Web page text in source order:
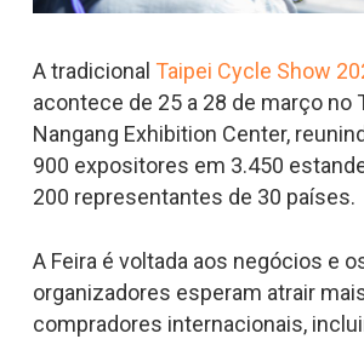
A tradicional Taipei Cycle Show
acontece de 25 a 28 de março no
Nangang Exhibition Center,
900 expositores em 3.450
200 representantes de 30 países.
A Feira é voltada aos negócios e
organizadores esperam atrair
compradores internacionais,